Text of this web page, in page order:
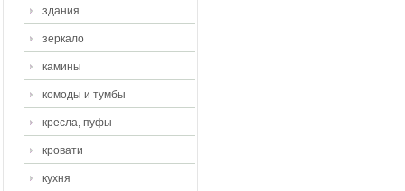
здания
зеркало
камины
комоды и тумбы
кресла, пуфы
кровати
кухня